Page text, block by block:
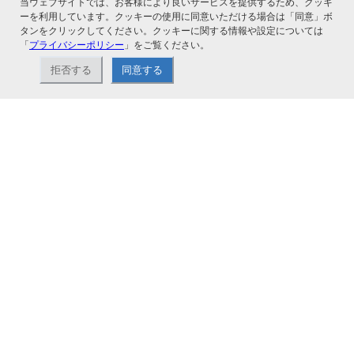
ーを利用しています。クッキーの使用に同意いただける場合は「同意」ボ
タンをクリックしてください。クッキーに関する情報や設定については
「プライバシーポリシー 」をご覧ください。
拒否する 同意する